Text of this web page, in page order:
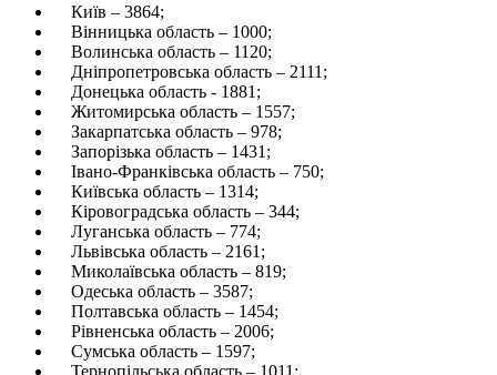
Київ – 3864;
Вінницька область – 1000;
Волинська область – 1120;
Дніпропетровська область – 2111;
Донецька область - 1881;
Житомирська область – 1557;
Закарпатська область – 978;
Запорізька область – 1431;
Івано-Франківська область – 750;
Київська область – 1314;
Кіровоградська область – 344;
Луганська область – 774;
Львівська область – 2161;
Миколаївська область – 819;
Одеська область – 3587;
Полтавська область – 1454;
Рівненська область – 2006;
Сумська область – 1597;
Тернопільська область – 1011;